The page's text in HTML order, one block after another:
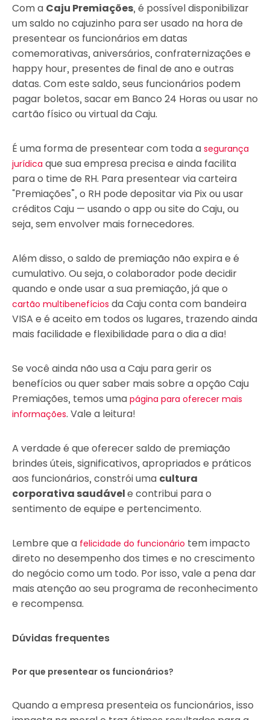
Com a Caju Premiações, é possível disponibilizar
um saldo no cajuzinho para ser usado na hora de
presentear os funcionários em datas
comemorativas, aniversários, confraternizações e
happy hour, presentes de final de ano e outras
datas. Com este saldo, seus funcionários podem
pagar boletos, sacar em Banco 24 Horas ou usar no
cartão físico ou virtual da Caju.
É uma forma de presentear com toda a segurança
jurídica que sua empresa precisa e ainda facilita
para o time de RH. Para presentear via carteira
“Premiações”, o RH pode depositar via Pix ou usar
créditos Caju — usando o app ou site do Caju, ou
seja, sem envolver mais fornecedores.
Além disso, o saldo de premiação não expira e é
cumulativo. Ou seja,o colaborador pode decidir
quando e onde usar a sua premiação, já que o
cartão multibenefícios da Caju conta com bandeira
VISA e é aceito em todos os lugares, trazendo ainda
mais facilidade e flexibilidade para o dia a dia!
Se você ainda não usa a Caju para gerir os
benefícios ou quer saber mais sobre a opção Caju
Premiações, temos uma página para oferecer mais
informações. Vale a leitura!
A verdade é que oferecer saldo de premiação
brindes úteis, significativos, apropriados e práticos
aos funcionários, constrói uma cultura
corporativa saudávele contribui para o
sentimento de equipe e pertencimento.
Lembre que a felicidade do funcionário tem impacto
direto no desempenho dos times e no crescimento
do negócio como um todo. Por isso, vale a pena dar
mais atenção ao seu programa de reconhecimento
e recompensa.
Dúvidas frequentes
Por que presentear os funcionários?
Quando a empresa presenteia os funcionários, isso